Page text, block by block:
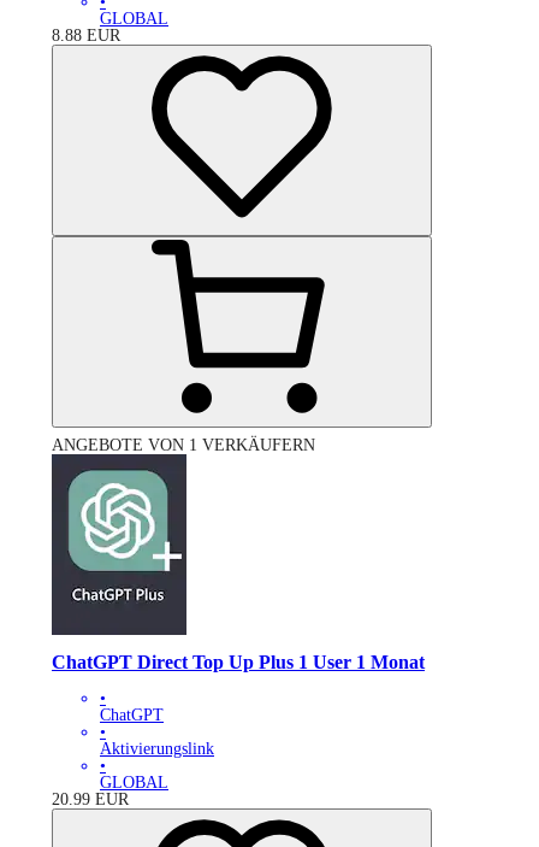
GLOBAL
8.88 EUR
ANGEBOTE VON 1 VERKÄUFERN
ChatGPT Direct Top Up Plus 1 User 1 Monat
•
ChatGPT
•
Aktivierungslink
•
GLOBAL
20.99 EUR